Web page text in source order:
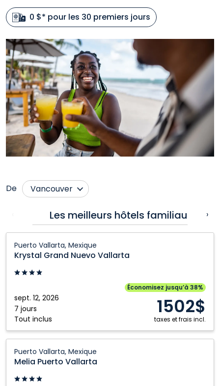
0 $* pour les 30 premiers jours
De
Vancouver
Calgary
Cranbrook
Edmonton
Fort McMurray
Grande Prairie
Kelowna
Montréal
Nanaimo
Ottawa
Toronto
Victoria
Winnipeg
Les meilleurs hôtels familiaux ›
Puerto Vallarta, Mexique
Krystal Grand Nuevo Vallarta
sept. 12, 2026
7 jours
Tout inclus
Économisez jusqu’à 38%
1502$
taxes et frais incl.
Grand
Nuevo
Vallarta:
Vallarta,
Mexique
Puerto Vallarta, Mexique
Melia Puerto Vallarta
Puerto
Vallarta:
Puerto